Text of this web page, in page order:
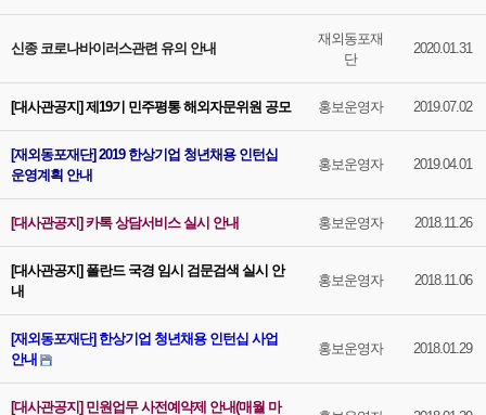
신종 코로나바이러스관련 유의 안내
재외동포재
단
2020.01.31
[대사관공지] 제19기 민주평통 해외자문위원 공모 홍보운영자 2019.07.02
[재외동포재단] 2019 한상기업 청년채용 인턴십
운영계획 안내
홍보운영자 2019.04.01
[대사관공지] 카톡 상담서비스 실시 안내 홍보운영자 2018.11.26
[대사관공지] 폴란드 국경 임시 검문검색 실시 안
내
홍보운영자 2018.11.06
[재외동포재단] 한상기업 청년채용 인턴십 사업
안내
홍보운영자 2018.01.29
[대사관공지] 민원업무 사전예약제 안내(매월 마